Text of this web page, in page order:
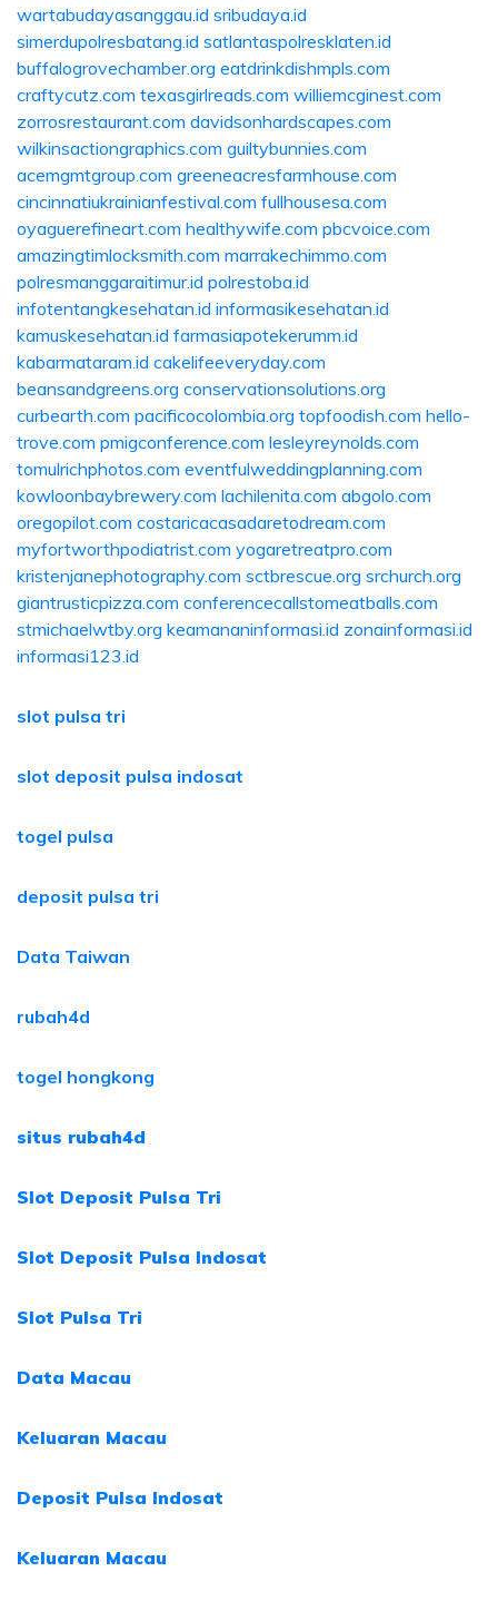
wartabudayasanggau.id sribudaya.id
simerdupolresbatang.id satlantaspolresklaten.id
buffalogrovechamber.org eatdrinkdishmpls.com
craftycutz.com texasgirlreads.com williemcginest.com
zorrosrestaurant.com davidsonhardscapes.com
wilkinsactiongraphics.com guiltybunnies.com
acemgmtgroup.com greeneacresfarmhouse.com
cincinnatiukrainianfestival.com fullhousesa.com
oyaguerefineart.com healthywife.com pbcvoice.com
amazingtimlocksmith.com marrakechimmo.com
polresmanggaraitimur.id polrestoba.id
infotentangkesehatan.id informasikesehatan.id
kamuskesehatan.id farmasiapotekerumm.id
kabarmataram.id cakelifeeveryday.com
beansandgreens.org conservationsolutions.org
curbearth.com pacificocolombia.org topfoodish.com hello-
trove.com pmigconference.com lesleyreynolds.com
tomulrichphotos.com eventfulweddingplanning.com
kowloonbaybrewery.com lachilenita.com abgolo.com
oregopilot.com costaricacasadaretodream.com
myfortworthpodiatrist.com yogaretreatpro.com
kristenjanephotography.com sctbrescue.org srchurch.org
giantrusticpizza.com conferencecallstomeatballs.com
stmichaelwtby.org keamananinformasi.id zonainformasi.id
informasi123.id
slot pulsa tri
slot deposit pulsa indosat
togel pulsa
deposit pulsa tri
Data Taiwan
rubah4d
togel hongkong
situs rubah4d
Slot Deposit Pulsa Tri
Slot Deposit Pulsa Indosat
Slot Pulsa Tri
Data Macau
Keluaran Macau
Deposit Pulsa Indosat
Keluaran Macau